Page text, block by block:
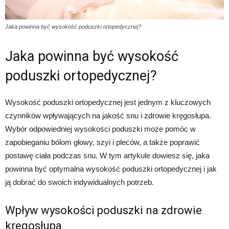
Jaka powinna być wysokość poduszki ortopedycznej?
Jaka powinna być wysokość
poduszki ortopedycznej?
Wysokość poduszki ortopedycznej jest jednym z kluczowych
czynników wpływających na jakość snu i zdrowie kręgosłupa.
Wybór odpowiedniej wysokości poduszki może pomóc w
zapobieganiu bólom głowy, szyi i pleców, a także poprawić
postawę ciała podczas snu. W tym artykule dowiesz się, jaka
powinna być optymalna wysokość poduszki ortopedycznej i jak
ją dobrać do swoich indywidualnych potrzeb.
Wpływ wysokości poduszki na zdrowie
kręgosłupa